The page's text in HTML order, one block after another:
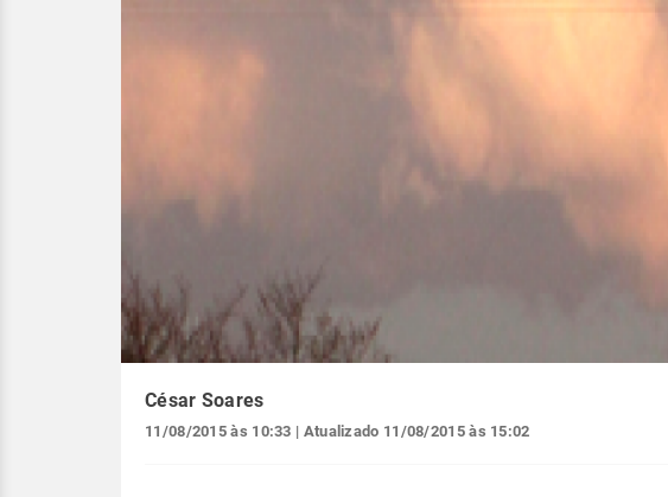
César Soares
11/08/2015 às 10:33 | Atualizado 11/08/2015 às 15:02